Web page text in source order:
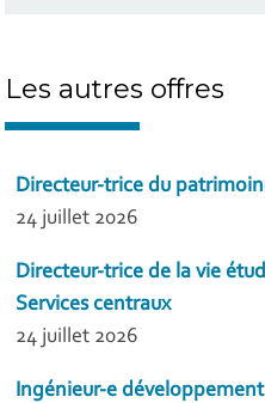
Les autres offres
Directeur-trice du
24 juillet 2026
Directeur-trice de la vie
Services centraux
24 juillet 2026
Ingénieur-e développement